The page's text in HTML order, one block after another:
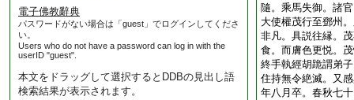
電子佛教辭典
パスワードがない場合は「guest」でログインしてくださ
い。
Users who do not have a password can log in with the
userID "guest".
本文をドラッグして選択するとDDBの見出し語
検索結果が表示されます。
隨。乘馬失御。諸
大使權茂行至鄧州
非凡。具説往縁。
食。而膚色更悦。
終手執經胡跪謂弟
住持無令絶滅。又
年八月卒。春秋七